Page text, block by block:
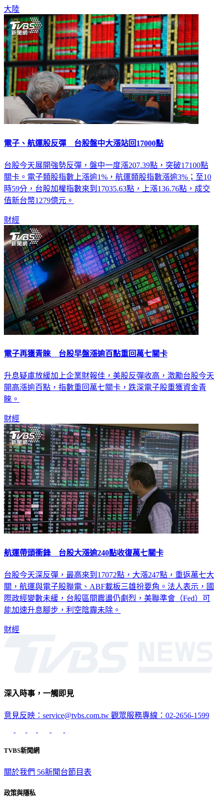
大陸
電子、航運股反彈 台股盤中大漲站回17000點
台股今天展開強勢反彈，盤中一度漲207.39點，突破17100點
關卡。電子類股指數上漲逾1%，航運類股指數漲逾3%；至10
時59分，台股加權指數來到17035.63點，上漲136.76點，成交
值新台幣1279億元。
財經
電子再獲青睞 台股早盤漲逾百點重回萬七關卡
升息疑慮放緩加上企業財報佳，美股反彈收高，激勵台股今天
開高漲逾百點，指數重回萬七關卡，跌深電子股重獲資金青
睞。
財經
航運帶頭衝鋒 台股大漲逾240點收復萬七關卡
台股今天深反彈，最高來到17072點，大漲247點，重返萬七大
關，航運與電子股聯電、ABF載板三雄扮要角。法人表示，國
際政經變數未緩，台股區間震盪仍劇烈，美聯準會（Fed）可
能加速升息腳步，利空陰霾未除。
財經
深入時事，一觸即見
意見反映：service@tvbs.com.tw 觀眾服務專線：02-2656-1599
TVBS新聞網
關於我們 56新聞台節目表
政策與隱私